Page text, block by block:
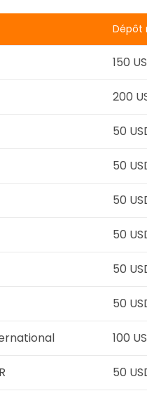
Dépôt
150
200
50
50
50
50
50
50
100
50